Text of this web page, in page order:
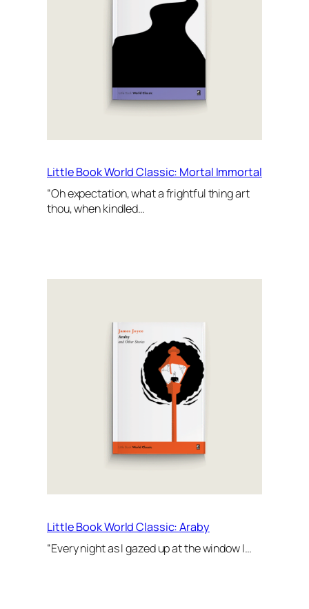
Little Book World Classic: Mortal Immortal
“Oh expectation, what a frightful thing art
thou, when kindled…
Little Book World Classic: Araby
“Every night as I gazed up at the window I…